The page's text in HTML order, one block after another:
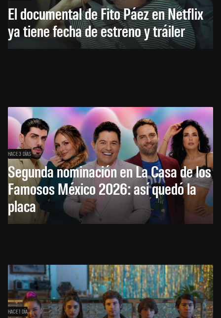
El documental de Fito Páez en Netflix
ya tiene fecha de estreno y tráiler
HACE 3 DÍAS
Segunda nominación en La Casa de los
Famosos México 2026: así quedó la
placa
HACE 1 DÍA